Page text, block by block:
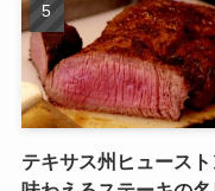
テキサス州ヒュース